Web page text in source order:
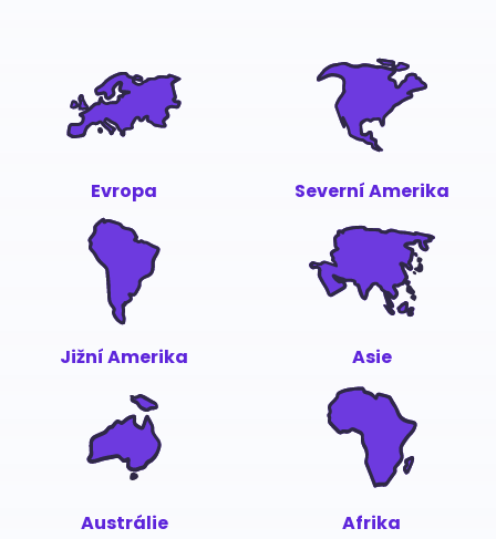
Evropa Severní Amerika
Jižní Amerika Asie
Austrálie Afrika